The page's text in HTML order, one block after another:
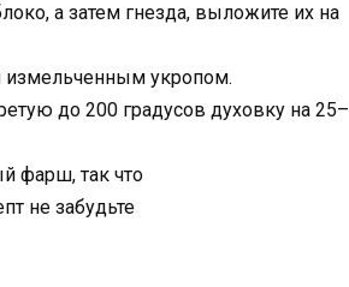
а затем гнезда, выложите их на
измельченным укропом.
до 200 градусов духовку на 25–
фарш, так что
не забудьте